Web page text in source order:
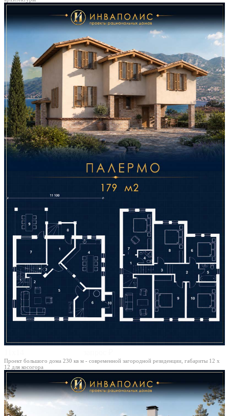
Проект большого дома 230 кв м - современной загородной резиденции, габариты 12 х
12 для косогора